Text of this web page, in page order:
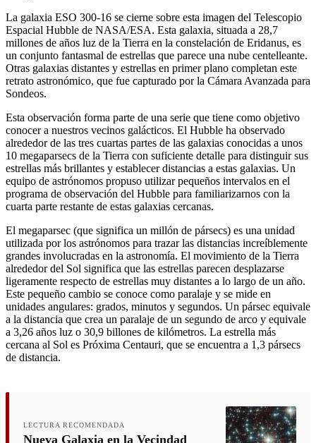
La galaxia ESO 300-16 se cierne sobre esta imagen del Telescopio
Espacial Hubble de NASA/ESA. Esta galaxia, situada a 28,7
millones de años luz de la Tierra en la constelación de Eridanus, es
un conjunto fantasmal de estrellas que parece una nube centelleante.
Otras galaxias distantes y estrellas en primer plano completan este
retrato astronómico, que fue capturado por la Cámara Avanzada para
Sondeos.
Esta observación forma parte de una serie que tiene como objetivo
conocer a nuestros vecinos galácticos. El Hubble ha observado
alrededor de las tres cuartas partes de las galaxias conocidas a unos
10 megaparsecs de la Tierra con suficiente detalle para distinguir sus
estrellas más brillantes y establecer distancias a estas galaxias. Un
equipo de astrónomos propuso utilizar pequeños intervalos en el
programa de observación del Hubble para familiarizarnos con la
cuarta parte restante de estas galaxias cercanas.
El megaparsec (que significa un millón de pársecs) es una unidad
utilizada por los astrónomos para trazar las distancias increíblemente
grandes involucradas en la astronomía. El movimiento de la Tierra
alrededor del Sol significa que las estrellas parecen desplazarse
ligeramente respecto de estrellas muy distantes a lo largo de un año.
Este pequeño cambio se conoce como paralaje y se mide en
unidades angulares: grados, minutos y segundos. Un pársec equivale
a la distancia que crea un paralaje de un segundo de arco y equivale
a 3,26 años luz o 30,9 billones de kilómetros. La estrella más
cercana al Sol es Próxima Centauri, que se encuentra a 1,3 pársecs
de distancia.
LECTURA RECOMENDADA
Nueva Galaxia en la Vecindad